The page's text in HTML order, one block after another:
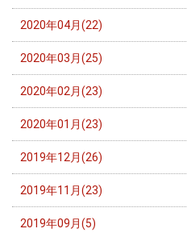
2020年04月(22)
2020年03月(25)
2020年02月(23)
2020年01月(23)
2019年12月(26)
2019年11月(23)
2019年09月(5)